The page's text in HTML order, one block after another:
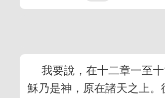
我要說，在十二章一至
穌乃是神，原在諸天之上